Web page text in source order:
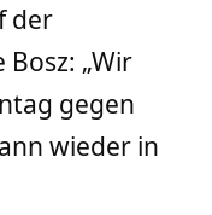
der
„Wir
gegen
wieder in